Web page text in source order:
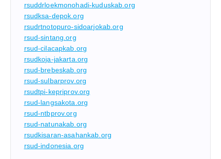
rsuddrloekmonohadi-kuduskab.org
rsudksa-depok.org
rsudrtnotopuro-sidoarjokab.org
rsud-sintang.org
rsud-cilacapkab.org
rsudkoja-jakarta.org
rsud-brebeskab.org
rsud-sulbarprov.org
rsudtpi-kepriprov.org
rsud-langsakota.org
rsud-ntbprov.org
rsud-natunakab.org
rsudkisaran-asahankab.org
rsud-indonesia.org